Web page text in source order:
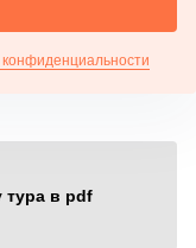
тура в pdf